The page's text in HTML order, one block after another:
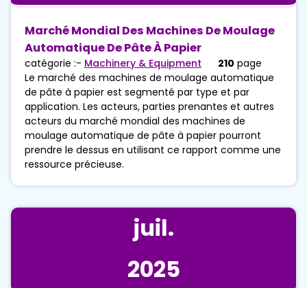
Marché Mondial Des Machines De Moulage
Automatique De Pâte À Papier
catégorie :- Machinery & Equipment 210 page
Le marché des machines de moulage automatique
de pâte à papier est segmenté par type et par
application. Les acteurs, parties prenantes et autres
acteurs du marché mondial des machines de
moulage automatique de pâte à papier pourront
prendre le dessus en utilisant ce rapport comme une
ressource précieuse.
juil.
2025